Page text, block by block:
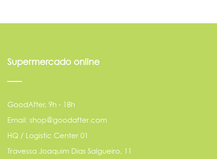
Supermercado online
GoodAfter, 9h - 18h
Email: shop@goodafter.com
HQ / Logistic Center 01
Travessa Joaquim Dias Salgueiro, 11